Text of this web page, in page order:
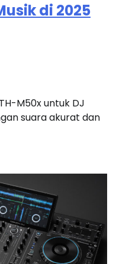
di 2025
M50x untuk DJ
suara akurat dan